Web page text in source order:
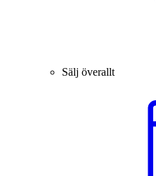
Sälj överallt